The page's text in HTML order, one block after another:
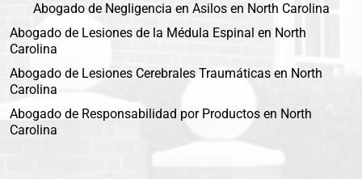
Abogado de Negligencia en Asilos en North Carolina
Abogado de Lesiones de la Médula Espinal en North
Carolina
Abogado de Lesiones Cerebrales Traumáticas en North
Carolina
Abogado de Responsabilidad por Productos en North
Carolina